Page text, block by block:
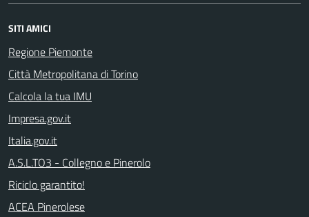
SITI AMICI
Regione Piemonte
Città Metropolitana di Torino
Calcola la tua IMU
Impresa.gov.it
Italia.gov.it
A.S.L.TO3 - Collegno e Pinerolo
Riciclo garantito!
ACEA Pinerolese